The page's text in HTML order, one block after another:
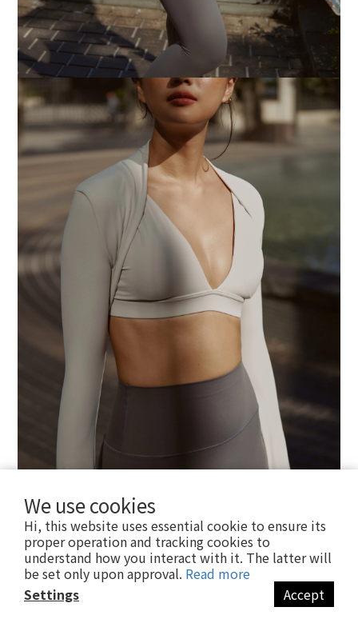
We use cookies
Hi, this website uses essential cookie to ensure its
proper operation and tracking cookies to
understand how you interact with it. The latter will
be set only upon approval. Read more
Settings
Accept